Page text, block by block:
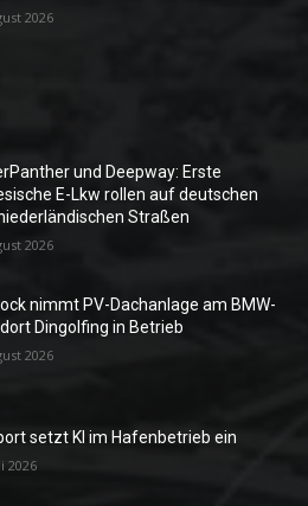
2026
und Deepway: Erste
E-Lkw rollen auf deutschen
Straßen
2026
nimmt PV-Dachanlage am BMW-
Dingolfing in Betrieb
2026
setzt KI im Hafenbetrieb ein
2026